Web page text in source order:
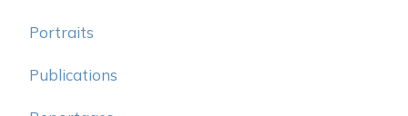
Portraits
Publications